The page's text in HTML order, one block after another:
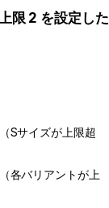
限 2 を設定した
Sサイズが上限超
各バリアントが上